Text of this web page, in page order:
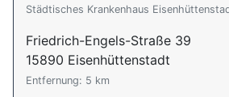
Städtisches Krankenhaus
Friedrich-Engels-Straße 39
15890 Eisenhüttenstadt
Entfernung: 5 km